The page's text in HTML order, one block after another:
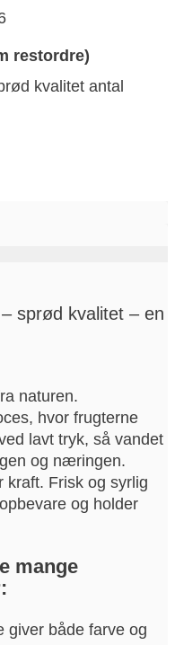
restordre)
kvalitet antal
sprød kvalitet – en
naturen.
hvor frugterne
lavt tryk, så vandet
og næringen.
Frisk og syrlig
og holder
mange
giver både farve og